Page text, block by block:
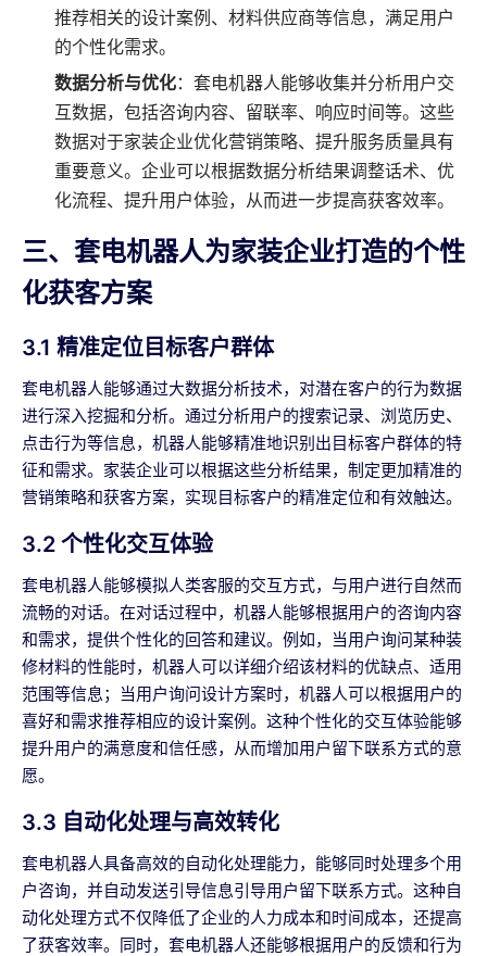
推荐相关的设计案例、材料供应商等信息，满足用户
的个性化需求。
数据分析与优化：套电机器人能够收集并分析用户交
互数据，包括咨询内容、留联率、响应时间等。这些
数据对于家装企业优化营销策略、提升服务质量具有
重要意义。企业可以根据数据分析结果调整话术、优
化流程、提升用户体验，从而进一步提高获客效率。
三、套电机器人为家装企业打造的个性
化获客方案
3.1 精准定位目标客户群体
套电机器人能够通过大数据分析技术，对潜在客户的行为数据
进行深入挖掘和分析。通过分析用户的搜索记录、浏览历史、
点击行为等信息，机器人能够精准地识别出目标客户群体的特
征和需求。家装企业可以根据这些分析结果，制定更加精准的
营销策略和获客方案，实现目标客户的精准定位和有效触达。
3.2 个性化交互体验
套电机器人能够模拟人类客服的交互方式，与用户进行自然而
流畅的对话。在对话过程中，机器人能够根据用户的咨询内容
和需求，提供个性化的回答和建议。例如，当用户询问某种装
修材料的性能时，机器人可以详细介绍该材料的优缺点、适用
范围等信息；当用户询问设计方案时，机器人可以根据用户的
喜好和需求推荐相应的设计案例。这种个性化的交互体验能够
提升用户的满意度和信任感，从而增加用户留下联系方式的意
愿。
3.3 自动化处理与高效转化
套电机器人具备高效的自动化处理能力，能够同时处理多个用
户咨询，并自动发送引导信息引导用户留下联系方式。这种自
动化处理方式不仅降低了企业的人力成本和时间成本，还提高
了获客效率。同时，套电机器人还能够根据用户的反馈和行为